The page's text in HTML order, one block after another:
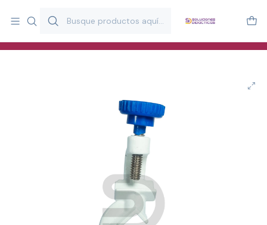
y estimulación infantil en Chile.
Especialistas en recursos educativos para aulas, terapeutas y